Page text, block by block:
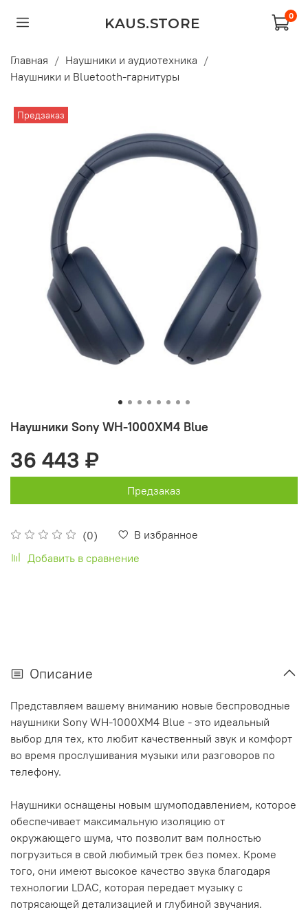
KAUS.STORE 0
Главная
Наушники и аудиотехника
Наушники и Bluetooth-гарнитуры
Предзаказ
Наушники Sony WH-1000XM4 Blue
(0)
В избранное
Добавить в сравнение
36 443 ₽
Предзаказ
Описание
Представляем вашему вниманию новые беспроводные
наушники Sony WH-1000XM4 Blue - это идеальный
выбор для тех, кто любит качественный звук и комфорт
во время прослушивания музыки или разговоров по
телефону.
Наушники оснащены новым шумоподавлением, которое
обеспечивает максимальную изоляцию от
окружающего шума, что позволит вам полностью
погрузиться в свой любимый трек без помех. Кроме
того, они имеют высокое качество звука благодаря
технологии LDAC, которая передает музыку с
потрясающей детализацией и глубиной звучания.